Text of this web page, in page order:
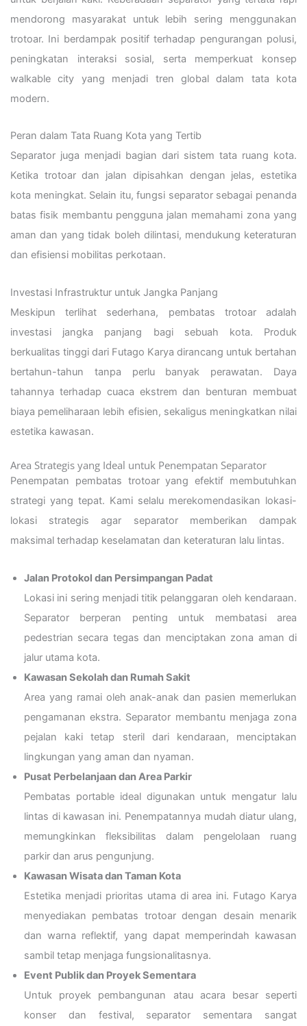
mendorong masyarakat untuk lebih sering menggunakan
trotoar. Ini berdampak positif terhadap pengurangan polusi,
peningkatan interaksi sosial, serta memperkuat konsep
walkable city yang menjadi tren global dalam tata kota
modern.
Peran dalam Tata Ruang Kota yang Tertib
Separator juga menjadi bagian dari sistem tata ruang kota.
Ketika trotoar dan jalan dipisahkan dengan jelas, estetika
kota meningkat. Selain itu, fungsi separator sebagai penanda
batas fisik membantu pengguna jalan memahami zona yang
aman dan yang tidak boleh dilintasi, mendukung keteraturan
dan efisiensi mobilitas perkotaan.
Investasi Infrastruktur untuk Jangka Panjang
Meskipun terlihat sederhana, pembatas trotoar adalah
investasi jangka panjang bagi sebuah kota. Produk
berkualitas tinggi dari Futago Karya dirancang untuk bertahan
bertahun-tahun tanpa perlu banyak perawatan. Daya
tahannya terhadap cuaca ekstrem dan benturan membuat
biaya pemeliharaan lebih efisien, sekaligus meningkatkan nilai
estetika kawasan.
Area Strategis yang Ideal untuk Penempatan Separator
Penempatan pembatas trotoar yang efektif membutuhkan
strategi yang tepat. Kami selalu merekomendasikan lokasi-
lokasi strategis agar separator memberikan dampak
maksimal terhadap keselamatan dan keteraturan lalu lintas.
Jalan Protokol dan Persimpangan Padat
Lokasi ini sering menjadi titik pelanggaran oleh kendaraan.
Separator berperan penting untuk membatasi area
pedestrian secara tegas dan menciptakan zona aman di
jalur utama kota.
Kawasan Sekolah dan Rumah Sakit
Area yang ramai oleh anak-anak dan pasien memerlukan
pengamanan ekstra. Separator membantu menjaga zona
pejalan kaki tetap steril dari kendaraan, menciptakan
lingkungan yang aman dan nyaman.
Pusat Perbelanjaan dan Area Parkir
Pembatas portable ideal digunakan untuk mengatur lalu
lintas di kawasan ini. Penempatannya mudah diatur ulang,
memungkinkan fleksibilitas dalam pengelolaan ruang
parkir dan arus pengunjung.
Kawasan Wisata dan Taman Kota
Estetika menjadi prioritas utama di area ini. Futago Karya
menyediakan pembatas trotoar dengan desain menarik
dan warna reflektif, yang dapat memperindah kawasan
sambil tetap menjaga fungsionalitasnya.
Event Publik dan Proyek Sementara
Untuk proyek pembangunan atau acara besar seperti
konser dan festival, separator sementara sangat